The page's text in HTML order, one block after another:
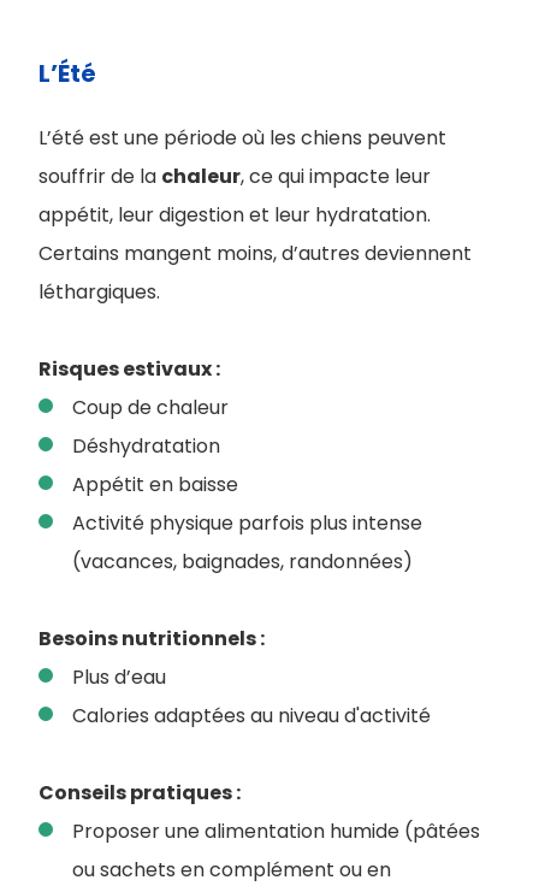
L’Été
L’été est une période où les chiens peuvent
souffrir de la chaleur, ce qui impacte leur
appétit, leur digestion et leur hydratation.
Certains mangent moins, d’autres deviennent
léthargiques.
Risques estivaux :
Coup de chaleur
Déshydratation
Appétit en baisse
Activité physique parfois plus intense
(vacances, baignades, randonnées)
Besoins nutritionnels :
Plus d’eau
Calories adaptées au niveau d'activité
Conseils pratiques :
Proposer une alimentation humide (pâtées
ou sachets en complément ou en